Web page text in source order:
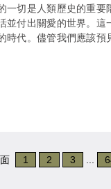
一切是人類歷史的重
並付出關愛的世界。
時代。儘管我們應該
1 2 3